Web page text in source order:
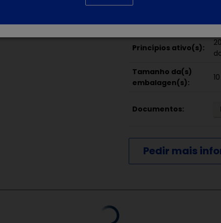
Princípios ativo(s):
Tamanho da(s)
embalagen(s):
Documentos:
Pedir mais